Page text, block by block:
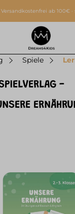
ab 100€
Spiele
-